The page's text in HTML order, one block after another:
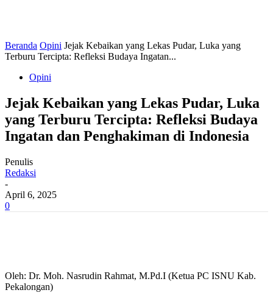
Beranda Opini Jejak Kebaikan yang Lekas Pudar, Luka yang
Terburu Tercipta: Refleksi Budaya Ingatan...
Opini
Jejak Kebaikan yang Lekas Pudar, Luka
yang Terburu Tercipta: Refleksi Budaya
Ingatan dan Penghakiman di Indonesia
Penulis
Redaksi
-
April 6, 2025
0
Oleh: Dr. Moh. Nasrudin Rahmat, M.Pd.I (Ketua PC ISNU Kab.
Pekalongan)